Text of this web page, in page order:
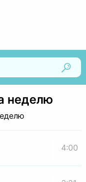
неделю
4:00